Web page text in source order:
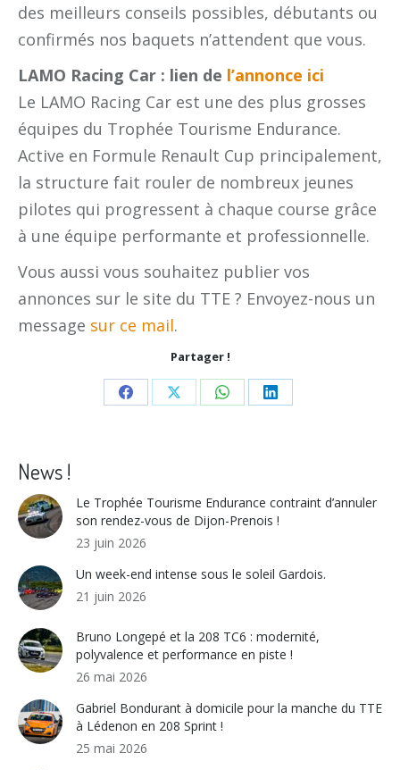
des meilleurs conseils possibles, débutants ou
confirmés nos baquets n’attendent que vous.
LAMO Racing Car : lien de l’annonce ici
Le LAMO Racing Car est une des plus grosses
équipes du Trophée Tourisme Endurance.
Active en Formule Renault Cup principalement,
la structure fait rouler de nombreux jeunes
pilotes qui progressent à chaque course grâce
à une équipe performante et professionnelle.
Vous aussi vous souhaitez publier vos
annonces sur le site du TTE ? Envoyez-nous un
message sur ce mail.
Partager !
Share Share Share Share
News !
Le Trophée Tourisme Endurance contraint d’annuler
son rendez-vous de Dijon-Prenois !
23 juin 2026
Un week-end intense sous le soleil Gardois.
21 juin 2026
Bruno Longepé et la 208 TC6 : modernité,
polyvalence et performance en piste !
26 mai 2026
Gabriel Bondurant à domicile pour la manche du TTE
à Lédenon en 208 Sprint !
25 mai 2026